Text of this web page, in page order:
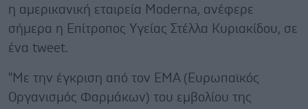
η αμερικανική εταιρεία Moderna, ανέφερε
σήμερα η Επίτροπος Υγείας Στέλλα Κυριακίδου, σε
ένα tweet.
"Με την έγκριση από τον ΕΜΑ (Ευρωπαϊκός
Οργανισμός Φαρμάκων) του εμβολίου της